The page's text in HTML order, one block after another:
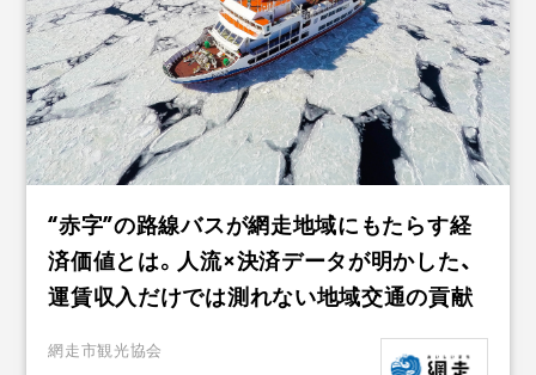
“赤字”の路線バスが網走地域にもたらす経
済価値とは。人流×決済データが明かした、
運賃収入だけでは測れない地域交通の貢献
網走市観光協会